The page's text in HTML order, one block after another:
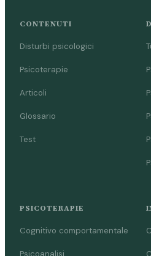
CONTENUTI
Disturbi psicologici
Psicoterapie
Articoli
Glossario
Test
PSICOTERAPIE
Cognitivo comportamentale